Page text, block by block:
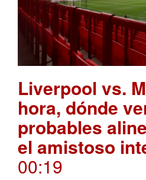
Liverpool vs.
hora, dónde
probables
el amistoso
00:19